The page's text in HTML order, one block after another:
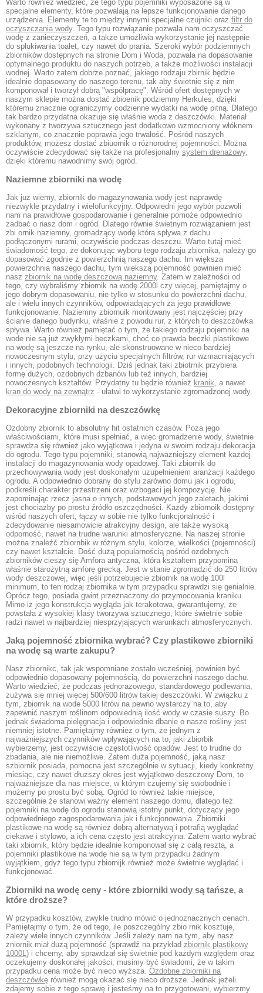
Warto również wiedzieć, że tego typu pojemniki wyposażone są w
specjalne elementy, które pozwalają na lepsze funkcjonowanie danego
urządzenia. Elementy te to między innymi specjalne czujniki oraz filtr do
oczyszczania wody. Tego typu rozwiązanie pozwala nam oczyszczać
wodę z zanieczyszczeń, a także umożliwia wykorzystanie jej następnie
do spłukiwania toalet, czy nawet do prania. Szeroki wybór podziemnych
zbiorników dostępnych na stronie Dom i Woda, pozwala na dopasowanie
optymalnego produktu do naszych potrzeb, a także możliwości instalacji
wodnej. Warto zatem dobrze poznać, jakiego rodzaju zbirnik będzie
idealnie dopasowany do naszego terenu, tak aby świetnie się z nim
komponował i tworzył dobrą "współpracę". Wśród ofert dostępnych w
naszym sklepie można dostać zbioenik podziemny Herkules, dzięki
któremu znacznie ograniczymy codzienne wydatki na wodę pitną. Dlatego
tak bardzo przydatna okazuje się właśnie woda z deszczówki. Materiał
wykonany z tworzywa sztucznego jest dodatkowo wzmocniony włóknem
szklanym, co znacznie poprawia jego trwałość. Pośród naszych
produktów, możesz dostać zbiuornik o różnorodnej pojemności. Można
oczywiście zdecydować się także na profesjonalny system drenażowy,
dzięki któremu nawodnimy swój ogród.
Naziemne zbiorniki na wodę
Jak już wiemy, zbiornik do magazynowania wody jest naprawdę
niezwykle przydatny i wielofunkcyjny. Odpowiedni jego wybór pozwoli
nam na prawidłowe gospodarowanie i generalnie pomoże odpowiednio
zadbać o nasz dom i ogród. Dlatego równie świetnym rozwiązaniem jest
zbi ornik naziemny, gromadzący wodę która spływa z dachu
podłączonymi rurami, oczywiście podczas deszczu. Warto tutaj mieć
świadomość tego, że dokonując wyboru tego rodzaju zbiornika, należy go
dopasować zgodnie z powierzchnią naszego dachu. Im większa
powierzchnia naszego dachu, tym większą pojemność powinien mieć
nasz zbiornik na wodę deszczową naziemny. Zatem w zależności od
tego, czy wybraliśmy zbiornik na wodę 2000l czy więcej, pamiętajmy o
jego dobrym dopasowaniu, nie tylko w stosunku do powierzchni dachu,
ale i wielu innych czynników, odpowiadających za jego prawidłowe
funkcjonowanie. Naziemny zbiornuik montowany jest najczęściej przy
ścianie danego budynku, właśnie z powodu rur, z których to deszczówka
spływa. Warto również pamiętać o tym, że takiego rodzaju pojemniki na
wode nie są już zwykłymi beczkami, choć co prawda beczki plastikowe
na wodę są jeszcze na rynku, ale skonstruowane w nieco bardziej
nowoczesnym stylu, przy użyciu specjalnych filtrów, rur wzmacniających
i innych, podobnych technologii. Dziś jednak taki zbiotrnik przybiera
formę dużych, ozdobnych dzbanów lub też innych, bardziej
nowoczesnych kształtów. Przydatny tu będzie również kranik, a nawet
kran do wody na zewnątrz - ułatwi to wykorzystanie zgromadzonej wody.
Dekoracyjne zbiorniki na deszczówkę
Ozdobny zbiornik to absolutny hit ostatnich czasów. Poza jego
właściwościami, które musi spełniać, a więc gromadzenie wody, świetnie
sprawdza się również jako wyjątkowa i jedyna w swoim rodzaju dekoracja
do ogrodu. Tego typu pojemniki, stanowią najważniejszy element każdej
instalacji do magazynowania wody opadowej. Taki zbiornik do
przechowywania wody jest doskonałym uzupełnieniem aranżacji każdego
ogrodu. A odpowiednio dobrany do stylu zarówno domu jak i ogrodu,
podkreśli charakter przestrzeni oraz wzbogaci jej kompozycję. Nie
zapominając rzecz jasna o innych, podstawowych jego zaletach, jakimi
jest chociażby po prostu źródło oszczędności. Każdy zbiornoik dostępny
wśród naszych ofert, łączy w sobie nie tylko funkcjonalność i
zdecydowanie niesamowicie atrakcyjny design, ale także wysoką
odporność, nawet na trudne warunki atmosferyczne. Na naszej stronie
można znaleźć zbiornbik w różnym stylu, kolorze, wielkości (pojemności)
czy nawet kształcie. Dość dużą popularnością pośród ozdobnych
zbiorników cieszy się Amfora antyczna, która kształtem przypomina
właśnie starożytną amforę grecką. Jest w stanie zgromadzić do 250 litrów
wody deszczowej, więc jeśli potrzebujecie zbiornik na wodę 100l
minimum, to ten rodzaj zbiornika w tym przypadku sprawdzi się genialnie.
Oprócz tego, posiada gwint przeznaczony do przymocowania kraniku.
Mimo iż jego konstrukcja wygląda jak terakotowa, gwarantujemy, że
powstała z wysokiej klasy tworzywa sztucznego, które świetnie sobie
radzi nawet w najbardziej niesprzyjających warunkach atmosferycznych.
Jaką pojemność zbiornika wybrać? Czy plastikowe zbiorniki
na wodę są warte zakupu?
Nasz zbiornikc, tak jak wspomniane zostało wcześniej, powinien być
odpowiednio dopasowany pojemnością, do powierzchni naszego dachu.
Warto wiedzieć, że podczas jednorazowego, standardowego podlewania,
zużywa się mniej więcej 500/600 litrów takiej deszczówki. W związku z
tym, zbiornik na wode 5000 litrów na pewno wystarczy na to, aby
zapewnić naszym roślinom odpowiednią ilość wody w czasie suszy. Bo
jednak świadoma pielęgnacja i odpowiednie dbanie o nasze rośliny jest
niemniej istotne. Pamiętajmy również o tym, że jednym z
najważniejszych czynników wpływających na to, jaki zbiorbik
wybierzemy, jest oczywiście częstotliwość opadów. Jest to trudne do
zbadania, ale nie niemożliwe. Zatem duża pojemność, jaką nasz
szbiornik posiada, pomocna jest szczególnie w sytuacji, kiedy konkretny
miesiąc, czy nawet dłuższy okres jest wyjątkowo deszczowy Dom, to
najważniejsze dla nas miejsce, w którym czujemy się swobodnie i
możemy po prostu być sobą. Ogród to również takie miejsce,
szczególnie że stanowi ważny element naszego domu, dlatego też
pojemniki na wodę do ogrodu stanowią istotny punkt, dotyczący jego
odpowiedniego zagospodarowania jak i funkcjonowania. Zbiorniki
plastikowe na wodę są również dobrą alternatywą i potrafią wyglądać
ciekawe i stylowo, a ich cena często jest atrakcyjna. Zatem warto wybrać
taki xbiornik, który będzie idealnie komponował się z całą resztą, a
pojemniki plastikowe na wodę nie są w tym przypadku żadnym
wyjątkiem, gdyż tego typu zbiornijk również może świetnie wyglądać i
funkcjonować.
Zbiorniki na wodę ceny - które zbiorniki wody są tańsze, a
które droższe?
W przypadku kosztów, zwykle trudno mówić o jednoznacznych cenach.
Pamiętajmy o tym, że od tego, ile poszczególny zbio rnik kosztuje,
zależy wiele innych czynników. Jeśli zależy nam na tym, aby nasz
zniornik miał dużą pojemność (sprawdź na przykład zbiornik plastikowy
1000L) i chcemy, aby sprawdzał się świetnie pod każdym względem oraz
oczekujemy doskonałej jakości, musimy być świadomi, że w takim
przypadku cena może być nieco wyższa. Ozdobne zbiorniki na
deszczówkę również mogą okazać się nieco droższe. Jednak jeżeli
zdajemy sobie z tego sprawę i jesteśmy na to przygotowani, wybierzmy